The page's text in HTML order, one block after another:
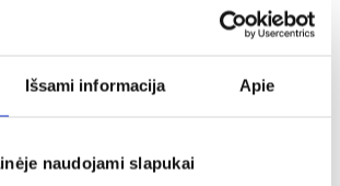
Išsami informacija Apie
naudojami slapukai